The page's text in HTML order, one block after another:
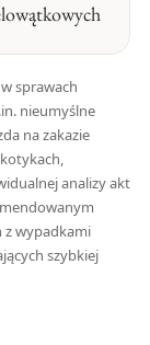
sprawach
nieumyślne
na zakazie
analizy akt
z wypadkami
szybkiej